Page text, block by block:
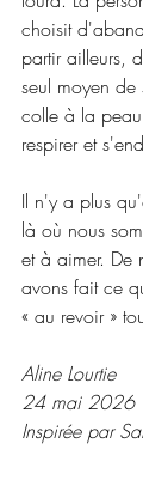
choisit
partir ailleurs,
seul moyen
colle à la
respirer et
Il n'y a plus
là où nous
et à aimer. De
avons fait ce
« au revoir »
Aline Lourtie
24 mai 2026
Inspirée par